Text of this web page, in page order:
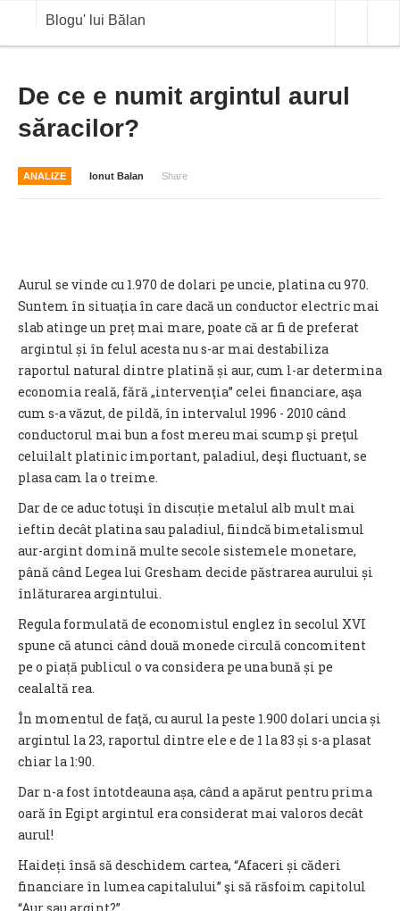
Blogu' lui Bălan
ANALIZE
COTATII BVB
De ce e numit argintul aurul
săracilor?
ANALIZE Ionut Balan Share
Aurul se vinde cu 1.970 de dolari pe uncie, platina cu 970.
Suntem în situaţia în care dacă un conductor electric mai
slab atinge un preț mai mare, poate că ar fi de preferat
argintul și în felul acesta nu s-ar mai destabiliza
raportul natural dintre platină și aur, cum l-ar determina
economia reală, fără „intervenţia” celei financiare, aşa
cum s-a văzut, de pildă, în intervalul 1996 - 2010 când
conductorul mai bun a fost mereu mai scump şi preţul
celuilalt platinic important, paladiul, deşi fluctuant, se
plasa cam la o treime.
Dar de ce aduc totuşi în discuție metalul alb mult mai
ieftin decât platina sau paladiul, fiindcă bimetalismul
aur-argint domină multe secole sistemele monetare,
până când Legea lui Gresham decide păstrarea aurului și
înlăturarea argintului.
Regula formulată de economistul englez în secolul XVI
spune că atunci când două monede circulă concomitent
pe o piață publicul o va considera pe una bună și pe
cealaltă rea.
În momentul de faţă, cu aurul la peste 1.900 dolari uncia și
argintul la 23, raportul dintre ele e de 1 la 83 și s-a plasat
chiar la 1:90.
Dar n-a fost întotdeauna așa, când a apărut pentru prima
oară în Egipt argintul era considerat mai valoros decât
aurul!
Haideți însă să deschidem cartea, “Afaceri și căderi
financiare în lumea capitalului” şi să răsfoim capitolul